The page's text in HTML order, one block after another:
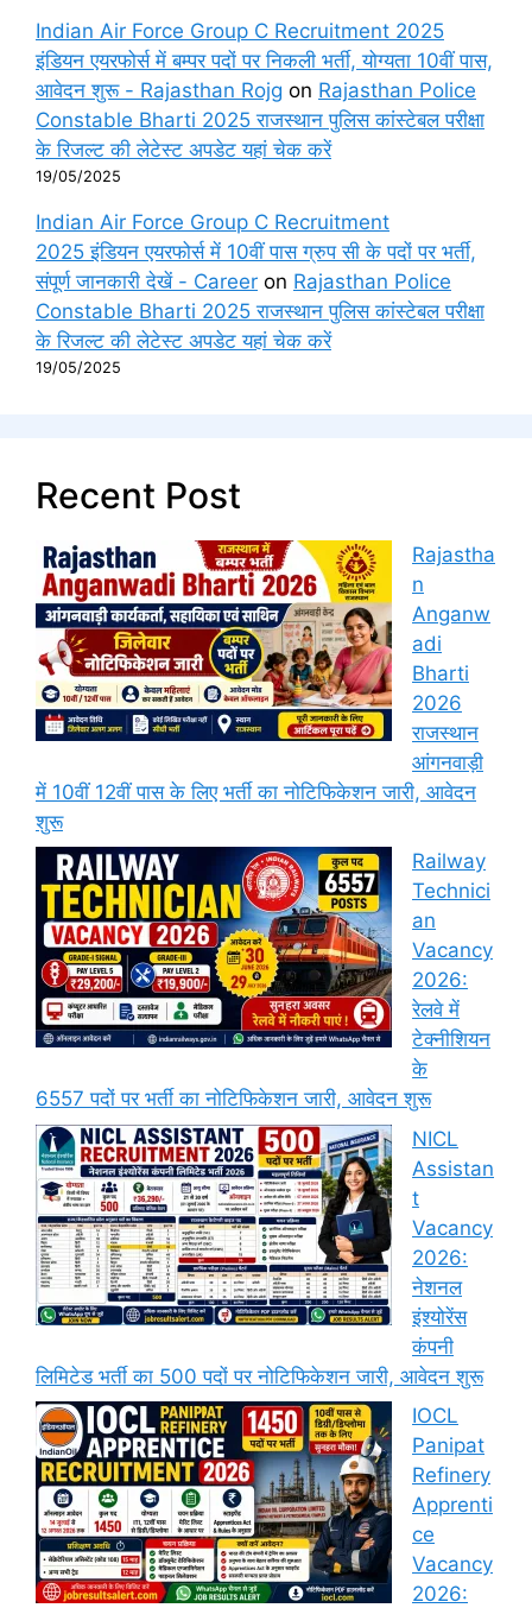
Indian Air Force Group C Recruitment 2025
इंडियन एयरफोर्स में बम्पर पदों पर निकली भर्ती, योग्यता 10वीं पास,
आवेदन शुरू - Rajasthan Rojg on Rajasthan Police
Constable Bharti 2025 राजस्थान पुलिस कांस्टेबल परीक्षा
के रिजल्ट की लेटेस्ट अपडेट यहां चेक करें
19/05/2025
Indian Air Force Group C Recruitment
2025 इंडियन एयरफोर्स में 10वीं पास ग्रुप सी के पदों पर भर्ती,
संपूर्ण जानकारी देखें - Career on Rajasthan Police
Constable Bharti 2025 राजस्थान पुलिस कांस्टेबल परीक्षा
के रिजल्ट की लेटेस्ट अपडेट यहां चेक करें
19/05/2025
Recent Post
Rajastha
n
Anganw
adi
Bharti
2026
राजस्थान
आंगनवाड़ी
में 10वीं 12वीं पास के लिए भर्ती का नोटिफिकेशन जारी, आवेदन
शुरू
Railway
Technici
an
Vacancy
2026:
रेलवे में
टेक्नीशियन
के
6557 पदों पर भर्ती का नोटिफिकेशन जारी, आवेदन शुरू
NICL
Assistan
t
Vacancy
2026:
नेशनल
इंश्योरेंस
कंपनी
लिमिटेड भर्ती का 500 पदों पर नोटिफिकेशन जारी, आवेदन शुरू
IOCL
Panipat
Refinery
Apprenti
ce
Vacancy
2026: